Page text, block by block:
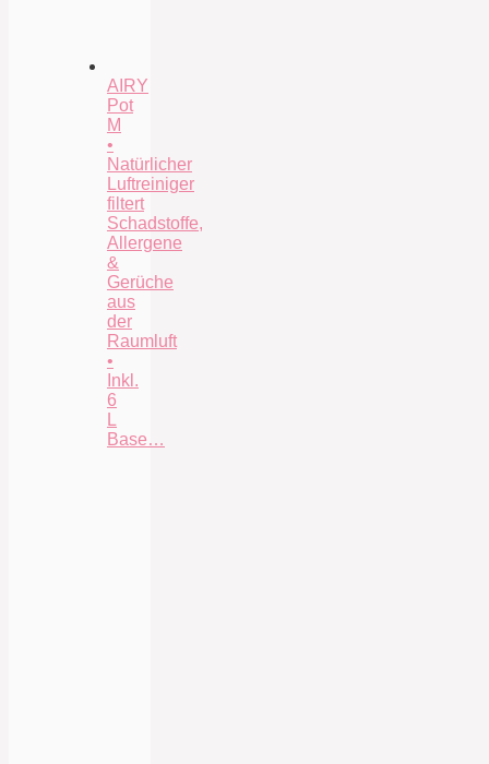
AIRY
Pot
M
•
Natürlicher
Luftreiniger
filtert
Schadstoffe,
Allergene
&
Gerüche
aus
der
Raumluft
•
Inkl.
6
L
Base…